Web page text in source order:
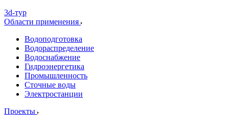
3d-тур
Области применения
Водоподготовка
Водораспределение
Водоснабжение
Гидроэнергетика
Промышленность
Сточные воды
Электростанции
Проекты